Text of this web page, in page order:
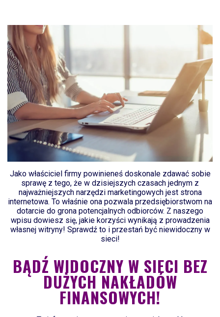
Jako właściciel firmy powinieneś doskonale zdawać sobie
sprawę z tego, że w dzisiejszych czasach jednym z
najważniejszych narzędzi marketingowych jest strona
internetowa. To właśnie ona pozwala przedsiębiorstwom na
dotarcie do grona potencjalnych odbiorców. Z naszego
wpisu dowiesz się, jakie korzyści wynikają z prowadzenia
własnej witryny! Sprawdź to i przestań być niewidoczny w
sieci!
BĄDŹ WIDOCZNY W SIECI BEZ
DUŻYCH NAKŁADÓW
FINANSOWYCH!